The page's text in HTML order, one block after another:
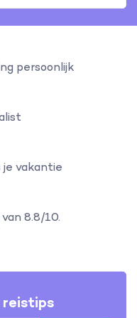
persoonlijk
vakantie
8.8/10.
reistips